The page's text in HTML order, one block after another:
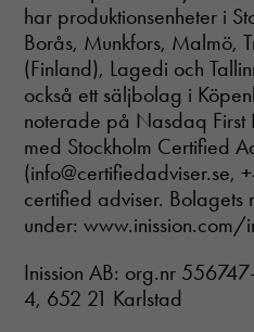
har produktionsenheter i
Borås, Munkfors, Malmö,
(Finland), Lagedi och
också ett säljbolag i
noterade på Nasdaq
med Stockholm Certified
(info@certifiedadviser.se,
certified adviser. Bolagets
under: www.inission.com/
Inission AB: org.nr
4, 652 21 Karlstad